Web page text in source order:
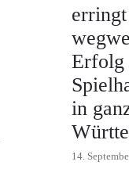
erringt
in
14.